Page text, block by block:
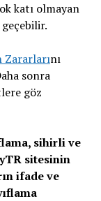
katı olmayan
geçebilir.
Zararlarını
sonra
göz
sihirli ve
sitesinin
ifade ve